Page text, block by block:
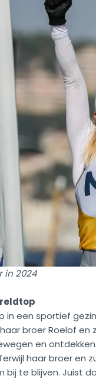
in 2024
in een sportief
broer Roelof en
en
haar broer en
bij te blijven. Juist